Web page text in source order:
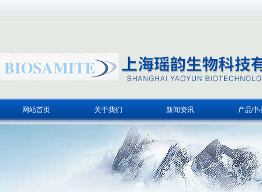
网站首页 关于我们 新闻资讯 产品中